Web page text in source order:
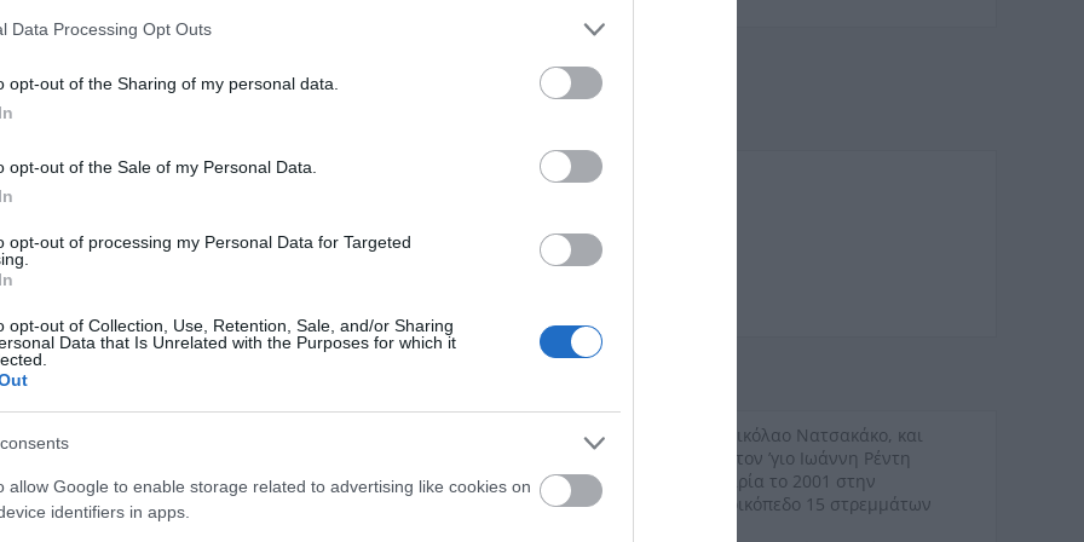
Data Processing Opt Outs
opt-out of the Sharing of my personal data.
opt-out of the Sale of my Personal Data.
opt-out of processing my Personal Data for Targeted
opt-out of Collection, Use, Retention, Sale, and/or Sharing
Data that Is Unrelated with the Purposes for which it
allow Google to enable storage related to advertising like cookies on
identifiers in apps.
βάση στήριξης
ή πλύση λεκάνης wc
απευθείας στην παροχή νερού
Η εταιρία
AEBE ιδρύθηκε το 1974 από τους αδερφούς Χρυσόστομο και Νικόλαο Νατσακάκο, και
από το 1990 στεγάζεται στο ιδιόκτητο κτίριό της, συνολικής επιφανείας 3200 m² στον ʼγιο Ιωάννη Ρέντη
Ο αυξανόμενος κύκλος εργασιών και η προσθήκη νέων προϊόντων, ώθησε την εταιρία το 2001 στην
δημιουργία σύγχρονων ιδιόκτητων αποθηκών συνολικής επιφανείας 4000 m², σε οικόπεδο 15 στρεμμάτων
στα Οινόφυτα Βοιωτίας.